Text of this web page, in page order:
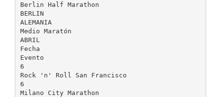
Berlin Half Marathon
BERLIN
ALEMANIA
Medio Maratón
ABRIL
Fecha
Evento
6
Rock 'n' Roll San Francisco
6
Milano City Marathon